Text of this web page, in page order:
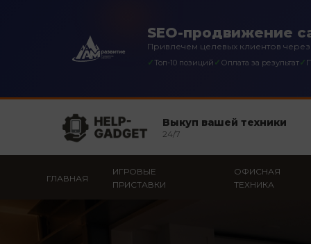
SEO-продвижение
Привлечем целевых клиентов
✓Топ-10 позиций ✓ Оплата за результат✓
Выкуп вашей техники
24/7
ГЛАВНАЯ
ИГРОВЫЕ
ПРИСТАВКИ
ОФИСНАЯ
ТЕХНИКА